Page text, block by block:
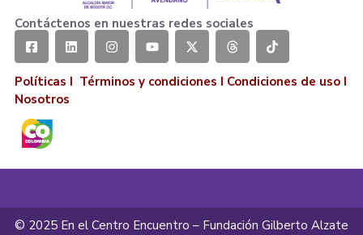
Contáctenos en nuestras redes sociales
Políticas I Términos y condiciones I Condiciones de uso I
Nosotros
© 2025 En el Centro Encuentro – Fundación Gilberto Alzate